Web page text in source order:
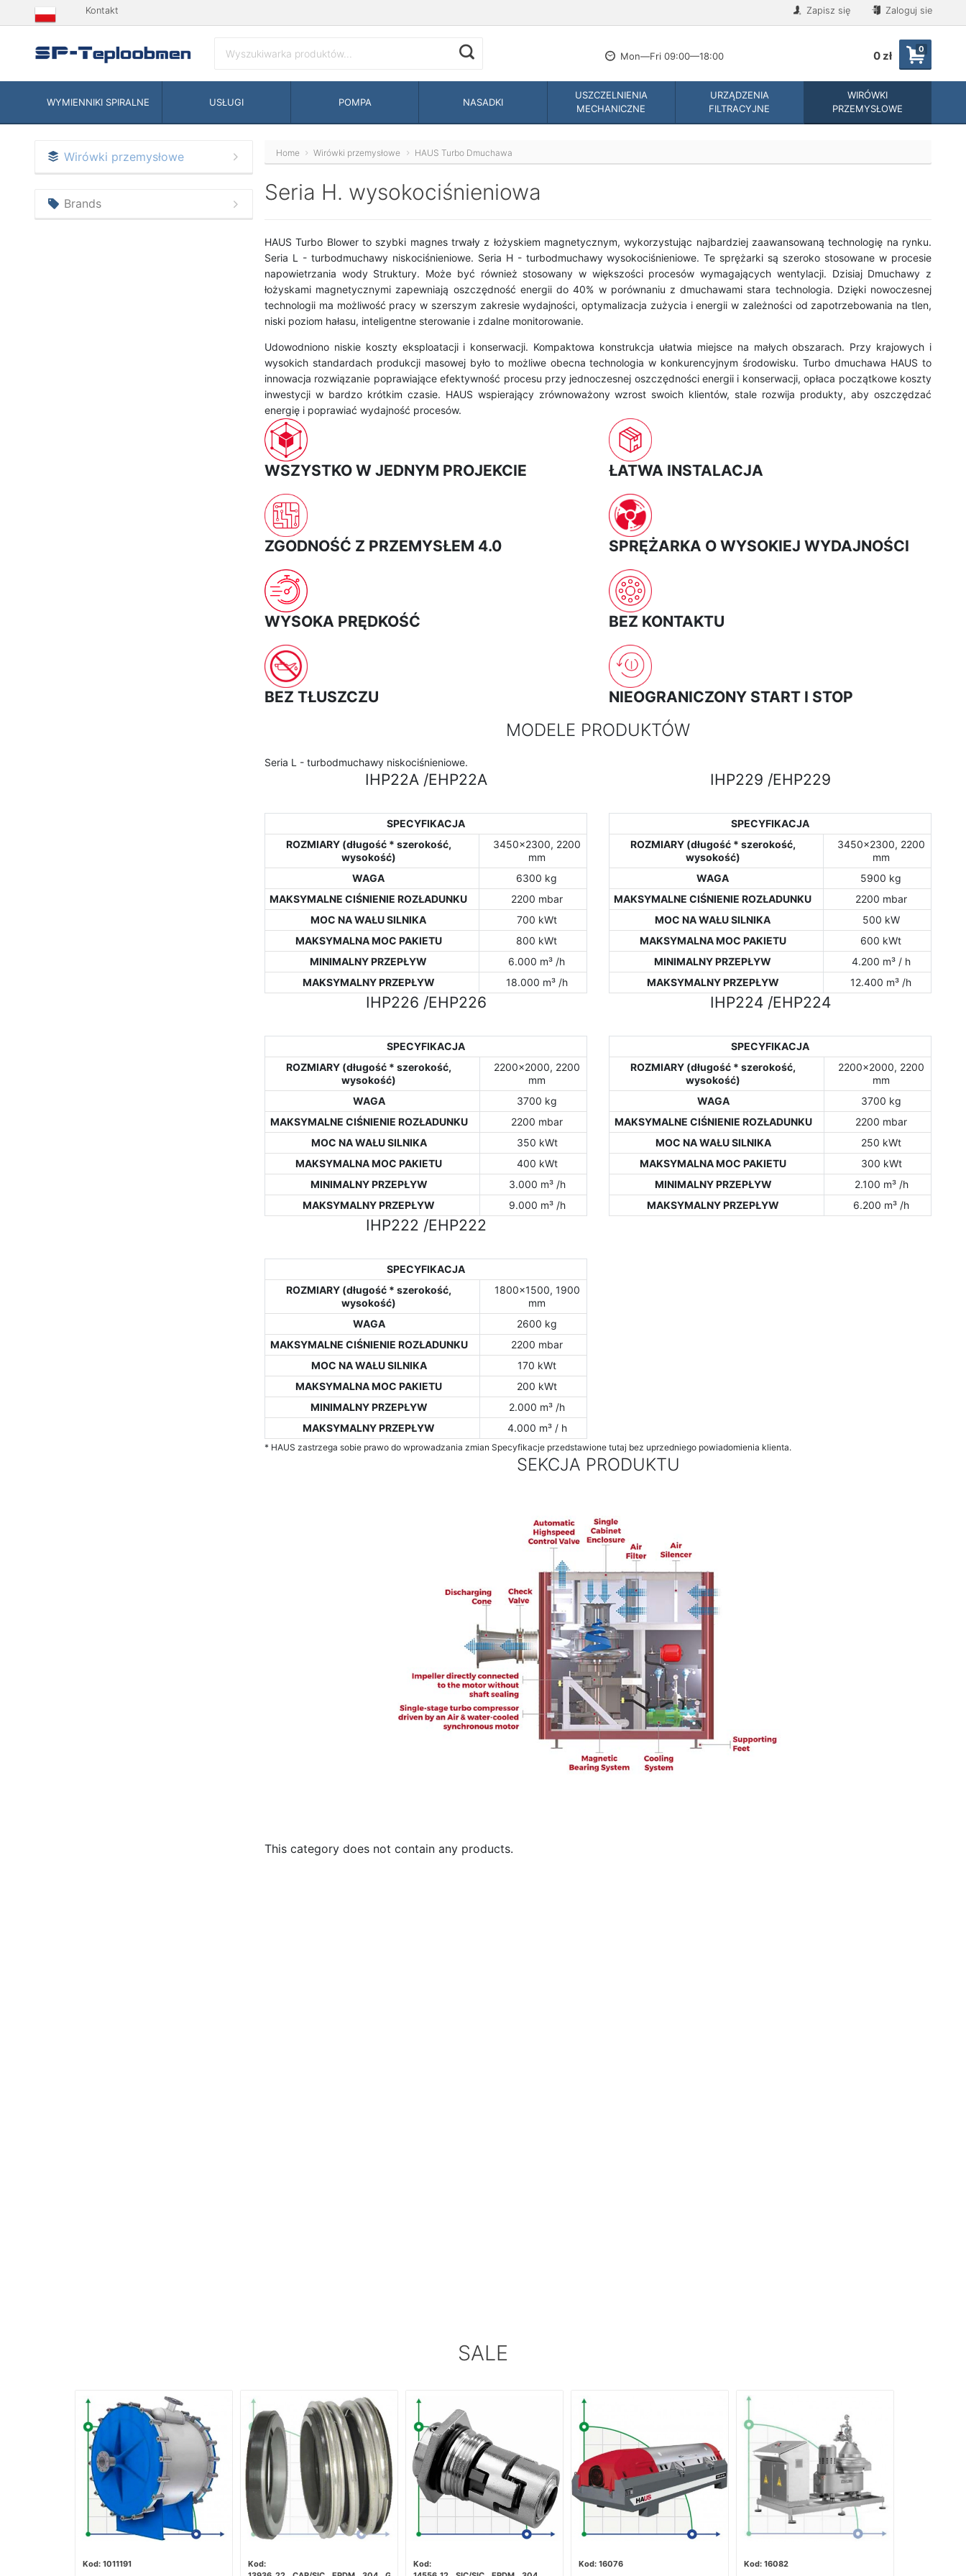
Kontakt Zapisz się Zaloguj sie
Mon—Fri 09:00—18:00
0
0 zł
WYMIENNIKI SPIRALNE USŁUGI POMPA NASADKI
USZCZELNIENIA
MECHANICZNE
URZĄDZENIA
FILTRACYJNE
WIRÓWKI
PRZEMYSŁOWE
Wirówki przemysłowe
Brands
Home Wirówki przemysłowe HAUS Turbo Dmuchawa
Seria H. wysokociśnieniowa
HAUS Turbo Blower to szybki magnes trwały z łożyskiem magnetycznym, wykorzystując najbardziej zaawansowaną technologię na rynku.
Seria L - turbodmuchawy niskociśnieniowe. Seria H - turbodmuchawy wysokociśnieniowe. Te sprężarki są szeroko stosowane w procesie
napowietrzania wody Struktury. Może być również stosowany w większości procesów wymagających wentylacji. Dzisiaj Dmuchawy z
łożyskami magnetycznymi zapewniają oszczędność energii do 40% w porównaniu z dmuchawami stara technologia. Dzięki nowoczesnej
technologii ma możliwość pracy w szerszym zakresie wydajności, optymalizacja zużycia i energii w zależności od zapotrzebowania na tlen,
niski poziom hałasu, inteligentne sterowanie i zdalne monitorowanie.
Udowodniono niskie koszty eksploatacji i konserwacji. Kompaktowa konstrukcja ułatwia miejsce na małych obszarach. Przy krajowych i
wysokich standardach produkcji masowej było to możliwe obecna technologia w konkurencyjnym środowisku. Turbo dmuchawa HAUS to
innowacja rozwiązanie poprawiające efektywność procesu przy jednoczesnej oszczędności energii i konserwacji, opłaca początkowe koszty
inwestycji w bardzo krótkim czasie. HAUS wspierający zrównoważony wzrost swoich klientów, stale rozwija produkty, aby oszczędzać
energię i poprawiać wydajność procesów.
WSZYSTKO W JEDNYM PROJEKCIE ŁATWA INSTALACJA
ZGODNOŚĆ Z PRZEMYSŁEM 4.0 SPRĘŻARKA O WYSOKIEJ WYDAJNOŚCI
WYSOKA PRĘDKOŚĆ BEZ KONTAKTU
BEZ TŁUSZCZU NIEOGRANICZONY START I STOP
MODELE PRODUKTÓW
Seria L - turbodmuchawy niskociśnieniowe.
IHP22A /EHP22A
SPECYFIKACJA
ROZMIARY (długość * szerokość,
wysokość)
3450x2300, 2200
mm
WAGA
6300 kg
MAKSYMALNE CIŚNIENIE ROZŁADUNKU
2200 mbar
MOC NA WAŁU SILNIKA
700 kWt
MAKSYMALNA MOC PAKIETU
800 kWt
MINIMALNY PRZEPŁYW
6.000 m³ /h
MAKSYMALNY PRZEPŁYW
18.000 m³ /h
IHP229 /EHP229
SPECYFIKACJA
ROZMIARY (długość * szerokość,
wysokość)
3450x2300, 2200
mm
WAGA
5900 kg
MAKSYMALNE CIŚNIENIE ROZŁADUNKU
2200 mbar
MOC NA WAŁU SILNIKA
500 kW
MAKSYMALNA MOC PAKIETU
600 kWt
MINIMALNY PRZEPŁYW
4.200 m³ / h
MAKSYMALNY PRZEPŁYW
12.400 m³ /h
IHP226 /EHP226
SPECYFIKACJA
ROZMIARY (długość * szerokość,
wysokość)
2200x2000, 2200
mm
WAGA
3700 kg
MAKSYMALNE CIŚNIENIE ROZŁADUNKU
2200 mbar
MOC NA WAŁU SILNIKA
350 kWt
MAKSYMALNA MOC PAKIETU
400 kWt
MINIMALNY PRZEPŁYW
3.000 m³ /h
MAKSYMALNY PRZEPŁYW
9.000 m³ /h
IHP224 /EHP224
SPECYFIKACJA
ROZMIARY (długość * szerokość,
wysokość)
2200x2000, 2200
mm
WAGA
3700 kg
MAKSYMALNE CIŚNIENIE ROZŁADUNKU
2200 mbar
MOC NA WAŁU SILNIKA
250 kWt
MAKSYMALNA MOC PAKIETU
300 kWt
MINIMALNY PRZEPŁYW
2.100 m³ /h
MAKSYMALNY PRZEPŁYW
6.200 m³ /h
IHP222 /EHP222
SPECYFIKACJA
ROZMIARY (długość * szerokość,
wysokość)
1800x1500, 1900
mm
WAGA
2600 kg
MAKSYMALNE CIŚNIENIE ROZŁADUNKU
2200 mbar
MOC NA WAŁU SILNIKA
170 kWt
MAKSYMALNA MOC PAKIETU
200 kWt
MINIMALNY PRZEPŁYW
2.000 m³ /h
MAKSYMALNY PRZEPŁYW
4.000 m³ / h
* HAUS zastrzega sobie prawo do wprowadzania zmian Specyfikacje przedstawione tutaj bez uprzedniego powiadomienia klienta.
SEKCJA PRODUKTU
This category does not contain any products.
SALE
1011191
16076 16082